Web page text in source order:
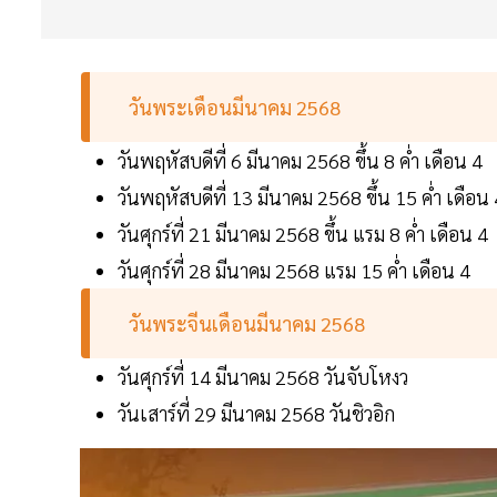
วันพระเดือนมีนาคม 2568
วันพฤหัสบดีที่ 6 มีนาคม 2568 ขึ้น 8 ค่ำ เดือน 4
วันพฤหัสบดีที่ 13 มีนาคม 2568 ขึ้น 15 ค่ำ เดือน
วันศุกร์ที่ 21 มีนาคม 2568 ขึ้น แรม 8 ค่ำ เดือน 4
วันศุกร์ที่ 28 มีนาคม 2568 แรม 15 ค่ำ เดือน 4
วันพระจีนเดือนมีนาคม 2568
วันศุกร์ที่ 14 มีนาคม 2568 วันจับโหงว
วันเสาร์ที่ 29 มีนาคม 2568 วันชิวอิก